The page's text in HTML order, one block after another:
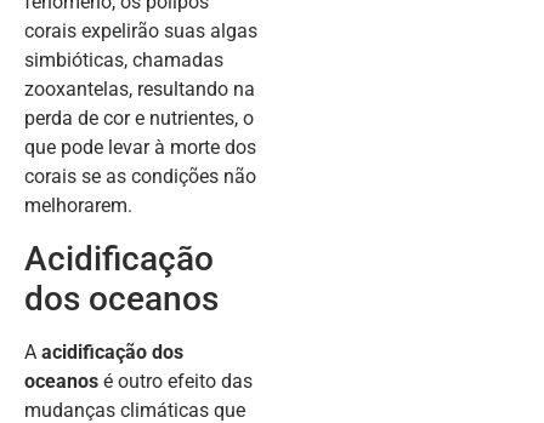
corais expelirão suas algas
simbióticas, chamadas
zooxantelas, resultando na
perda de cor e nutrientes, o
que pode levar à morte dos
corais se as condições não
melhorarem.
Acidificação
dos oceanos
A acidificação dos
oceanos é outro efeito das
mudanças climáticas que